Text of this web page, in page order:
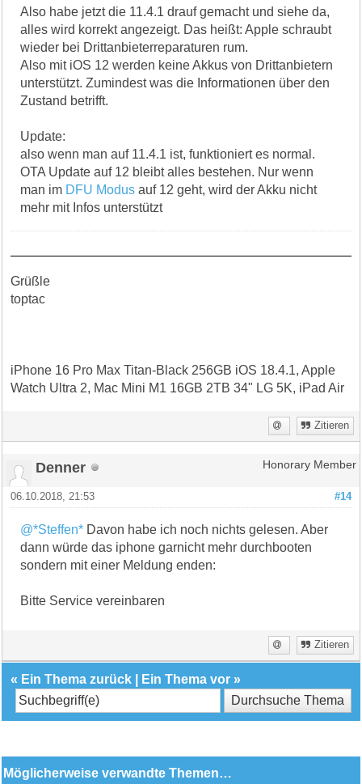
Also habe jetzt die 11.4.1 drauf gemacht und siehe da,
alles wird korrekt angezeigt. Das heißt: Apple schraubt
wieder bei Drittanbieterreparaturen rum.
Also mit iOS 12 werden keine Akkus von Drittanbietern
unterstützt. Zumindest was die Informationen über den
Zustand betrifft.
Update:
also wenn man auf 11.4.1 ist, funktioniert es normal.
OTA Update auf 12 bleibt alles bestehen. Nur wenn
man im DFU Modus auf 12 geht, wird der Akku nicht
mehr mit Infos unterstützt
Grüßle
toptac
iPhone 16 Pro Max Titan-Black 256GB iOS 18.4.1, Apple
Watch Ultra 2, Mac Mini M1 16GB 2TB 34" LG 5K, iPad Air
Zitieren
Denner Honorary Member
#14
06.10.2018, 21:53
@*Steffen* Davon habe ich noch nichts gelesen. Aber
dann würde das iphone garnicht mehr durchbooten
sondern mit einer Meldung enden:
Bitte Service vereinbaren
Zitieren
« Ein Thema zurück Ein Thema vor »
Möglicherweise verwandte Themen…